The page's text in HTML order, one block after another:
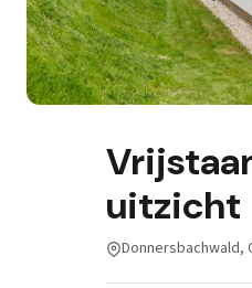
uitzicht
Donnersbachwald,